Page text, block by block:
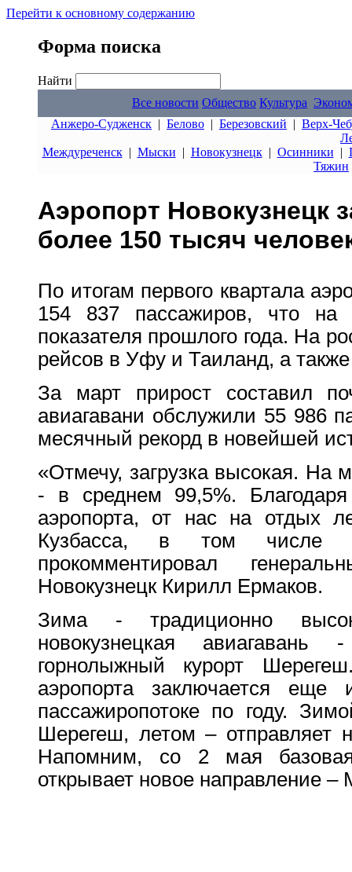
Перейти к основному содержанию
Форма поиска
Найти
Все новости Общество Культура
Анжеро-Судженск | Белово | Березовский | Верх-
Междуреченск| Мыски | Новокузнецк| Осинники |
Тяжин
Аэропорт Новокузнецк
более 150 тысяч
По итогам первого квартала
154 837 пассажиров, что на
показателя прошлого года. На
рейсов в Уфу и Таиланд, а
За март прирост составил
авиагавани обслужили 55 986
месячный рекорд в новейшей
«Отмечу, загрузка высокая. На
- в среднем 99,5%. Благодаря
аэропорта, от нас на отдых
Кузбасса, в том числе
прокомментировал
Новокузнецк Кирилл Ермаков.
Зима - традиционно
новокузнецкая
горнолыжный курорт
аэропорта заключается
пассажиропотоке по году.
Шерегеш, летом – отправляет
Напомним, со 2 мая базовая
открывает новое направление –